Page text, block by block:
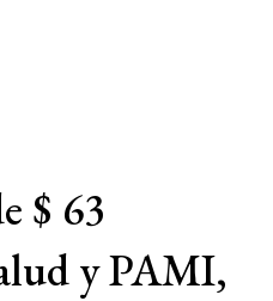
$ 63
y PAMI,